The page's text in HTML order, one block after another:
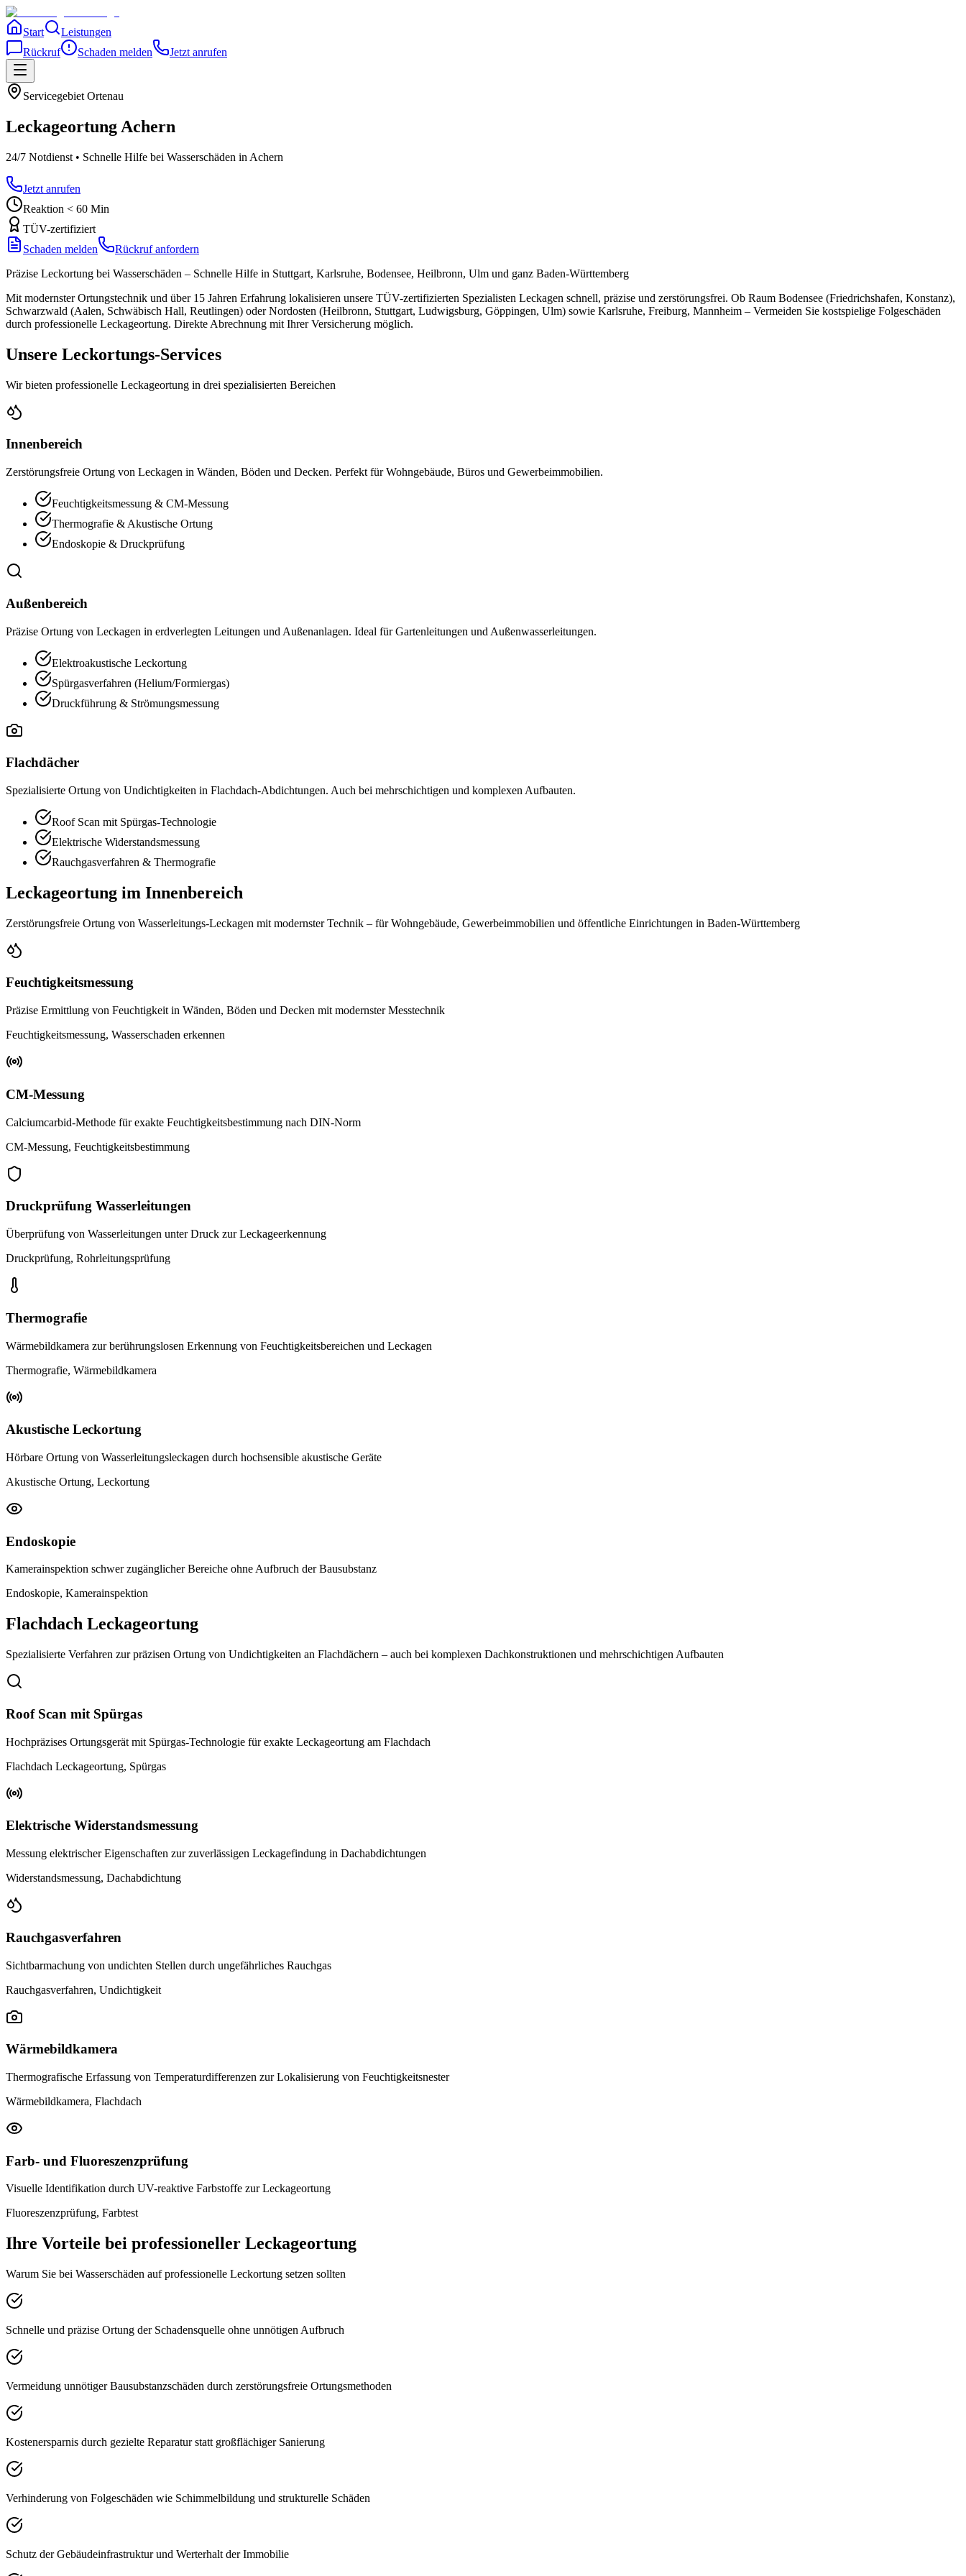
Start
Leistungen
Rückruf
Schaden melden Jetzt anrufen
Servicegebiet Ortenau
Leckageortung Achern
24/7 Notdienst • Schnelle Hilfe bei Wasserschäden in Achern
Jetzt anrufen
Reaktion < 60 Min
TÜV-zertifiziert
Schaden melden
Rückruf anfordern
Präzise Leckortung bei Wasserschäden – Schnelle Hilfe in Stuttgart, Karlsruhe, Bodensee, Heilbronn, Ulm und ganz Baden-Württemberg
Mit modernster Ortungstechnik und über 15 Jahren Erfahrung lokalisieren unsere TÜV-zertifizierten Spezialisten Leckagen schnell, präzise und zerstörungsfrei. Ob Raum Bodensee (Friedrichshafen, Konstanz),
Schwarzwald (Aalen, Schwäbisch Hall, Reutlingen) oder Nordosten (Heilbronn, Stuttgart, Ludwigsburg, Göppingen, Ulm) sowie Karlsruhe, Freiburg, Mannheim – Vermeiden Sie kostspielige Folgeschäden
durch professionelle Leckageortung. Direkte Abrechnung mit Ihrer Versicherung möglich.
Unsere Leckortungs-Services
Wir bieten professionelle Leckageortung in drei spezialisierten Bereichen
Innenbereich
Zerstörungsfreie Ortung von Leckagen in Wänden, Böden und Decken. Perfekt für Wohngebäude, Büros und Gewerbeimmobilien.
Feuchtigkeitsmessung & CM-Messung
Thermografie & Akustische Ortung
Endoskopie & Druckprüfung
Außenbereich
Präzise Ortung von Leckagen in erdverlegten Leitungen und Außenanlagen. Ideal für Gartenleitungen und Außenwasserleitungen.
Elektroakustische Leckortung
Spürgasverfahren (Helium/Formiergas)
Druckführung & Strömungsmessung
Flachdächer
Spezialisierte Ortung von Undichtigkeiten in Flachdach-Abdichtungen. Auch bei mehrschichtigen und komplexen Aufbauten.
Roof Scan mit Spürgas-Technologie
Elektrische Widerstandsmessung
Rauchgasverfahren & Thermografie
Leckageortung im Innenbereich
Zerstörungsfreie Ortung von Wasserleitungs-Leckagen mit modernster Technik – für Wohngebäude, Gewerbeimmobilien und öffentliche Einrichtungen in Baden-Württemberg
Feuchtigkeitsmessung
Präzise Ermittlung von Feuchtigkeit in Wänden, Böden und Decken mit modernster Messtechnik
Feuchtigkeitsmessung, Wasserschaden erkennen
CM-Messung
Calciumcarbid-Methode für exakte Feuchtigkeitsbestimmung nach DIN-Norm
CM-Messung, Feuchtigkeitsbestimmung
Druckprüfung Wasserleitungen
Überprüfung von Wasserleitungen unter Druck zur Leckageerkennung
Druckprüfung, Rohrleitungsprüfung
Thermografie
Wärmebildkamera zur berührungslosen Erkennung von Feuchtigkeitsbereichen und Leckagen
Thermografie, Wärmebildkamera
Akustische Leckortung
Hörbare Ortung von Wasserleitungsleckagen durch hochsensible akustische Geräte
Akustische Ortung, Leckortung
Endoskopie
Kamerainspektion schwer zugänglicher Bereiche ohne Aufbruch der Bausubstanz
Endoskopie, Kamerainspektion
Flachdach Leckageortung
Spezialisierte Verfahren zur präzisen Ortung von Undichtigkeiten an Flachdächern – auch bei komplexen Dachkonstruktionen und mehrschichtigen Aufbauten
Roof Scan mit Spürgas
Hochpräzises Ortungsgerät mit Spürgas-Technologie für exakte Leckageortung am Flachdach
Flachdach Leckageortung, Spürgas
Elektrische Widerstandsmessung
Messung elektrischer Eigenschaften zur zuverlässigen Leckagefindung in Dachabdichtungen
Widerstandsmessung, Dachabdichtung
Rauchgasverfahren
Sichtbarmachung von undichten Stellen durch ungefährliches Rauchgas
Rauchgasverfahren, Undichtigkeit
Wärmebildkamera
Thermografische Erfassung von Temperaturdifferenzen zur Lokalisierung von Feuchtigkeitsnester
Wärmebildkamera, Flachdach
Farb- und Fluoreszenzprüfung
Visuelle Identifikation durch UV-reaktive Farbstoffe zur Leckageortung
Fluoreszenzprüfung, Farbtest
Ihre Vorteile bei professioneller Leckageortung
Warum Sie bei Wasserschäden auf professionelle Leckortung setzen sollten
Schnelle und präzise Ortung der Schadensquelle ohne unnötigen Aufbruch
Vermeidung unnötiger Bausubstanzschäden durch zerstörungsfreie Ortungsmethoden
Kostenersparnis durch gezielte Reparatur statt großflächiger Sanierung
Verhinderung von Folgeschäden wie Schimmelbildung und strukturelle Schäden
Schutz der Gebäudeinfrastruktur und Werterhalt der Immobilie